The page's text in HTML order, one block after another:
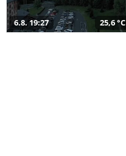
6.8. 19:27 25,6 °C